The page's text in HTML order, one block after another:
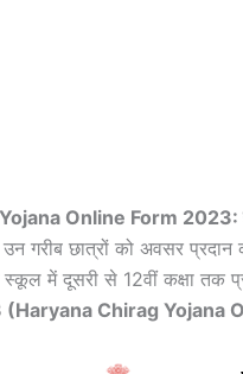
Online Form 2023:
उन गरीब छात्रों को अवसर
में दूसरी से 12वीं कक्षा तक
(Haryana Chirag Yojana